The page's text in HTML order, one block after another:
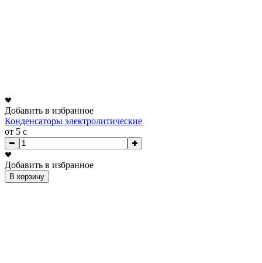
Добавить в избранное
Конденсаторы электролитические
от 5 c
Добавить в избранное
В корзину